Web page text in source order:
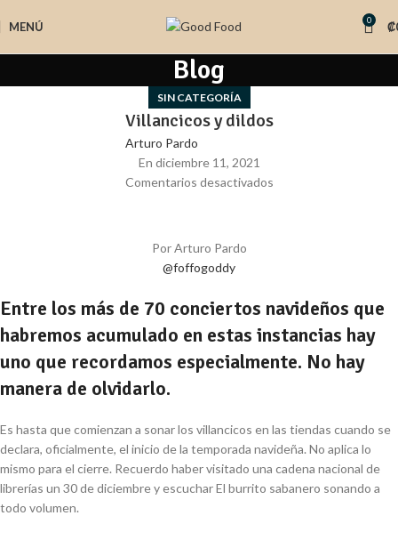
MENÚ 0 ₡
Blog
SIN CATEGORÍA
Villancicos y dildos
Arturo Pardo
En diciembre 11, 2021
Comentarios desactivados
Por Arturo Pardo
@foffogoddy
Entre los más de 70 conciertos navideños que
habremos acumulado en estas instancias hay
uno que recordamos especialmente. No hay
manera de olvidarlo.
Es hasta que comienzan a sonar los villancicos en las tiendas cuando se
declara, oficialmente, el inicio de la temporada navideña. No aplica lo
mismo para el cierre. Recuerdo haber visitado una cadena nacional de
librerías un 30 de diciembre y escucharEl burrito sabanero sonando a
todo volumen.